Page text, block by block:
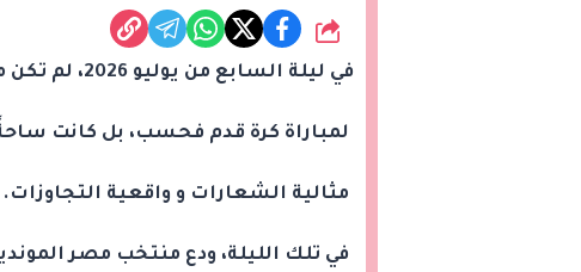
شارك
في ليلة السابع من يوليو 2026، لم تكن مدينة أتلانتا الأمريكية مسرحاً
لمباراة كرة قدم فحسب، بل كانت
مثالية الشعارات و واقعية التجاوزات.
في تلك الليلة، ودع منتخب مصر